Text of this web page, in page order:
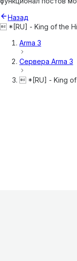
Назад
 *[RU] - King of the
Arma 3
Сервера Arma 3
 *[RU] - King of